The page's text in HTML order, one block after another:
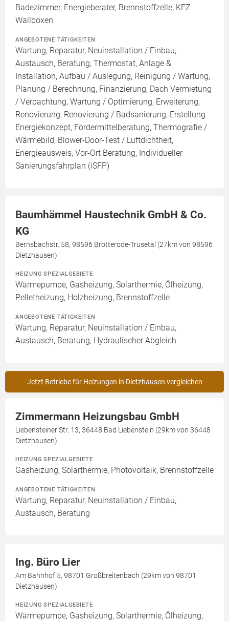
Badezimmer, Energieberater, Brennstoffzelle, KFZ
Wallboxen
ANGEBOTENE TÄTIGKEITEN
Wartung, Reparatur, Neuinstallation / Einbau,
Austausch, Beratung, Thermostat, Anlage &
Installation, Aufbau / Auslegung, Reinigung / Wartung,
Planung / Berechnung, Finanzierung, Dach Vermietung
/ Verpachtung, Wartung / Optimierung, Erweiterung,
Renovierung, Renovierung / Badsanierung, Erstellung
Energiekonzept, Fördermittelberatung, Thermografie /
Wärmebild, Blower-Door-Test / Luftdichtheit,
Energieausweis, Vor-Ort Beratung, Individueller
Sanierungsfahrplan (iSFP)
Baumhämmel Haustechnik GmbH & Co.
KG
Bernsbachstr. 58, 98596 Brotterode-Trusetal (27km von 98596
Dietzhausen)
HEIZUNG SPEZIALGEBIETE
Wärmepumpe, Gasheizung, Solarthermie, Ölheizung,
Pelletheizung, Holzheizung, Brennstoffzelle
ANGEBOTENE TÄTIGKEITEN
Wartung, Reparatur, Neuinstallation / Einbau,
Austausch, Beratung, Hydraulischer Abgleich
Jetzt Betriebe für Heizungen in Dietzhausen vergleichen
Zimmermann Heizungsbau GmbH
Liebensteiner Str. 13, 36448 Bad Liebenstein (29km von 36448
Dietzhausen)
HEIZUNG SPEZIALGEBIETE
Gasheizung, Solarthermie, Photovoltaik, Brennstoffzelle
ANGEBOTENE TÄTIGKEITEN
Wartung, Reparatur, Neuinstallation / Einbau,
Austausch, Beratung
Ing. Büro Lier
Am Bahnhof 5, 98701 Großbreitenbach (29km von 98701
Dietzhausen)
HEIZUNG SPEZIALGEBIETE
Wärmepumpe, Gasheizung, Solarthermie, Ölheizung,